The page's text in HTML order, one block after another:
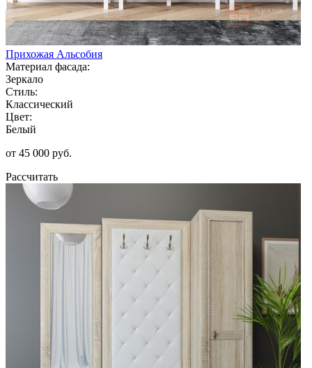
Прихожая Альсобия
Материал фасада:
Зеркало
Стиль:
Классический
Цвет:
Белый
от 45 000 руб.
Рассчитать